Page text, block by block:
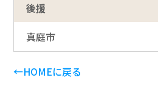
後援
真庭市
←HOMEに戻る